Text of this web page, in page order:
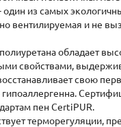
один из самых
вентилируемая и не
обладает
свойствами,
свою
пен CertiPUR.
терморегуляции,